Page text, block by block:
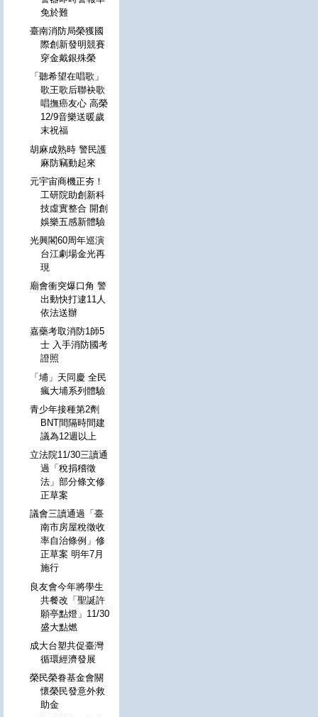
免於難
臺南消防局榮獲國
際創新發明競賽
穿金戴銀殊榮
「聽希望在唱歌」
歌王歌后聯袂歌
唱撫癌友心 高榮
12/9音樂送暖歲
末祝福
胡麻成熟時 警民護
麻防竊動起來
元宇宙商機正夯！
工研院助創新科
技虛實整合 開創
娛樂五感新體驗
光興閣60周年巡演
台江劇場金光再
現
廟會衝突爆口角 警
出動快打逮11人
依法送辦
嘉藥考取消防1師5
士 入手消防國考
證照
「埔」天同慶 全民
瘋大埔系列體驗
青少年接種第2劑
BNT間隔時間建
議為12週以上
立法院11/30三讀通
過「稅捐稽徵
法」部分條文修
正草案
議會三讀通過「臺
南市房屋稅徵收
率自治條例」修
正草案 明年7月
施行
良友會今年將學生
共餐改「聖誕許
願亭點燈」11/30
盛大點燃
成大台塑共促臺灣
循環經濟發展
榮民榮眷基金會關
懷榮民發意外救
助金